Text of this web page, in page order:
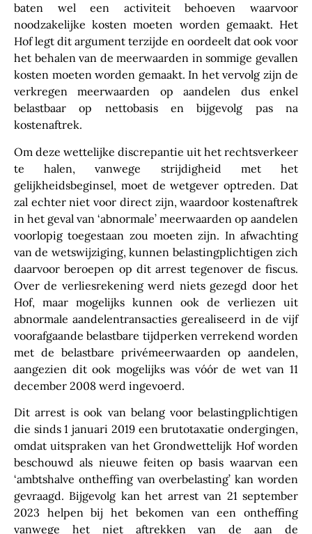
baten wel een activiteit behoeven waarvoor
noodzakelijke kosten moeten worden gemaakt. Het
Hof legt dit argument terzijde en oordeelt dat ook voor
het behalen van de meerwaarden in sommige gevallen
kosten moeten worden gemaakt. In het vervolg zijn de
verkregen meerwaarden op aandelen dus enkel
belastbaar op nettobasis en bijgevolg pas na
kostenaftrek.
Om deze wettelijke discrepantie uit het rechtsverkeer
te halen, vanwege strijdigheid met het
gelijkheidsbeginsel, moet de wetgever optreden. Dat
zal echter niet voor direct zijn, waardoor kostenaftrek
in het geval van ‘abnormale’ meerwaarden op aandelen
voorlopig toegestaan zou moeten zijn. In afwachting
van de wetswijziging, kunnen belastingplichtigen zich
daarvoor beroepen op dit arrest tegenover de fiscus.
Over de verliesrekening werd niets gezegd door het
Hof, maar mogelijks kunnen ook de verliezen uit
abnormale aandelentransacties gerealiseerd in de vijf
voorafgaande belastbare tijdperken verrekend worden
met de belastbare privémeerwaarden op aandelen,
aangezien dit ook mogelijks was vóór de wet van 11
december 2008 werd ingevoerd.
Dit arrest is ook van belang voor belastingplichtigen
die sinds 1 januari 2019 een brutotaxatie ondergingen,
omdat uitspraken van het Grondwettelijk Hof worden
beschouwd als nieuwe feiten op basis waarvan een
‘ambtshalve ontheffing van overbelasting’ kan worden
gevraagd. Bijgevolg kan het arrest van 21 september
2023 helpen bij het bekomen van een ontheffing
vanwege het niet aftrekken van de aan de